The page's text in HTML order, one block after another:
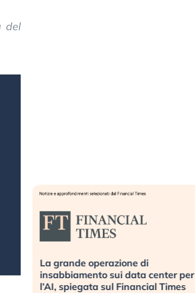
del
La grande operazione di
insabbiamento sui data center per
l’AI, spiegata sul Financial Times